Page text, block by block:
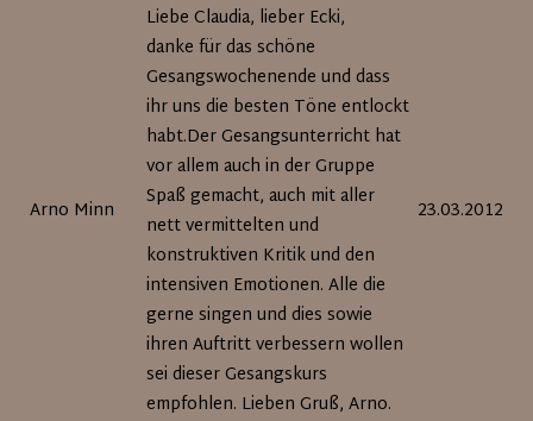
Arno Minn
Liebe Claudia, lieber Ecki,
danke für das schöne
Gesangswochenende und dass
ihr uns die besten Töne entlockt
habt.Der Gesangsunterricht hat
vor allem auch in der Gruppe
Spaß gemacht, auch mit aller
nett vermittelten und
konstruktiven Kritik und den
intensiven Emotionen. Alle die
gerne singen und dies sowie
ihren Auftritt verbessern wollen
sei dieser Gesangskurs
empfohlen. Lieben Gruß, Arno.
23.03.2012